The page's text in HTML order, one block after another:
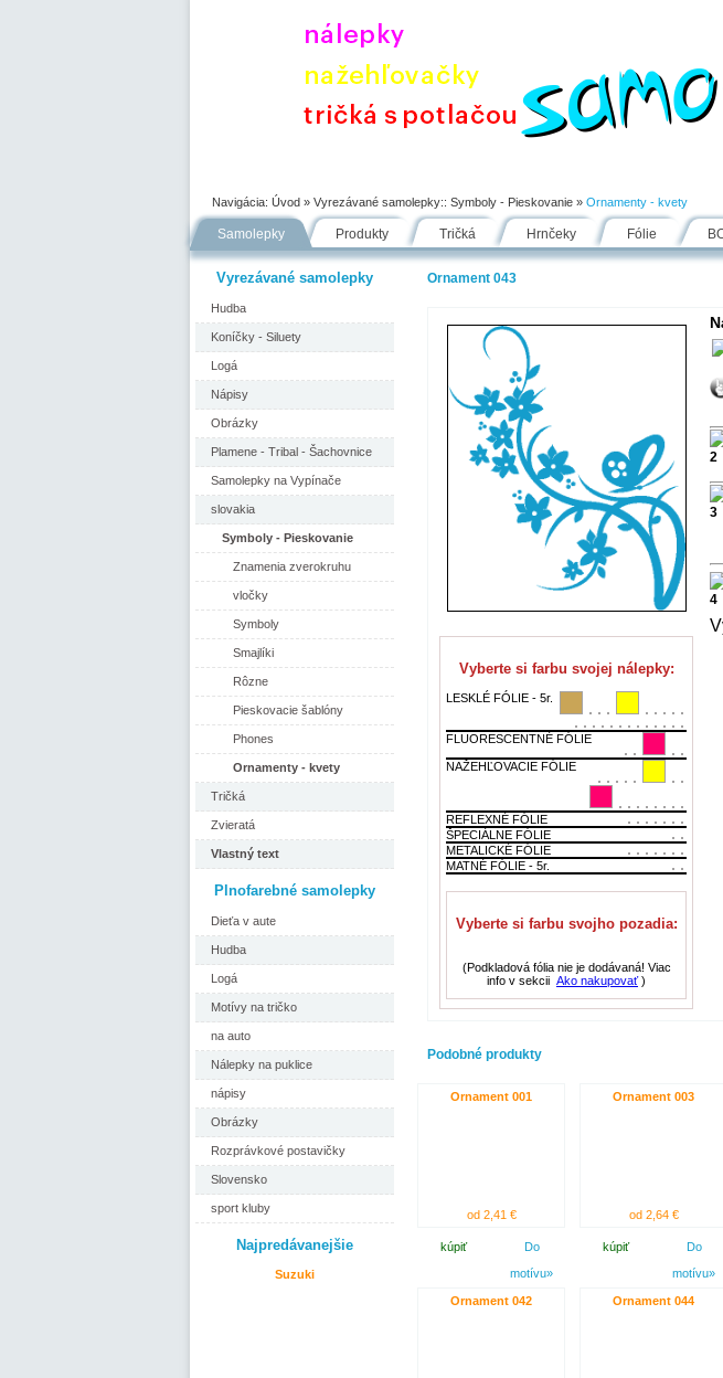
Navigácia: Úvod » Vyrezávané samolepky:: Symboly - Pieskovanie » Ornamenty - kvety
Samolepky Produkty Tričká Hrnčeky Fólie
Vyrezávané samolepky
Hudba
Koníčky - Siluety
Logá
Nápisy
Obrázky
Plamene - Tribal - Šachovnice
Samolepky na Vypínače
slovakia
Symboly - Pieskovanie
Znamenia zverokruhu
vločky
Symboly
Smajlíki
Rôzne
Pieskovacie šablóny
Phones
Ornamenty - kvety
Tričká
Zvieratá
Vlastný text
Plnofarebné samolepky
Dieťa v aute
Hudba
Logá
Motívy na tričko
na auto
Nálepky na puklice
nápisy
Obrázky
Rozprávkové postavičky
Slovensko
sport kluby
Najpredávanejšie
Suzuki
Ornament 043
Vyberte si farbu svojej nálepky:
LESKLÉ FÓLIE - 5r.
FLUORESCENTNÉ FÓLIE
NAŽEHĽOVACIE FÓLIE
REFLEXNÉ FÓLIE
ŠPECIÁLNE FÓLIE
METALICKÉ FÓLIE
MATNÉ FÓLIE - 5r.
Vyberte si farbu svojho pozadia:
(Podkladová fólia nie je dodávaná! Viac
info v sekcii Ako nakupovať )
Podobné produkty
Ornament 001
od 2,41 €
kúpiť
Do
motívu»
Ornament 003
od 2,64 €
kúpiť
Do
motívu»
Ornament 042 Ornament 044